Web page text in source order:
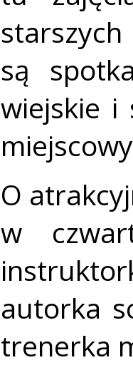
są
wiejskie i
O
w
autorka
trenerka